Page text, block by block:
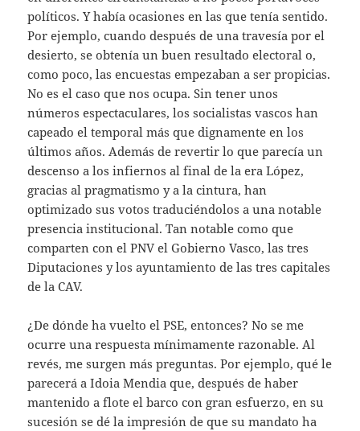
políticos. Y había ocasiones en las que tenía sentido.
Por ejemplo, cuando después de una travesía por el
desierto, se obtenía un buen resultado electoral o,
como poco, las encuestas empezaban a ser propicias.
No es el caso que nos ocupa. Sin tener unos
números espectaculares, los socialistas vascos han
capeado el temporal más que dignamente en los
últimos años. Además de revertir lo que parecía un
descenso a los infiernos al final de la era López,
gracias al pragmatismo y a la cintura, han
optimizado sus votos traduciéndolos a una notable
presencia institucional. Tan notable como que
comparten con el PNV el Gobierno Vasco, las tres
Diputaciones y los ayuntamiento de las tres capitales
de la CAV.
¿De dónde ha vuelto el PSE, entonces? No se me
ocurre una respuesta mínimamente razonable. Al
revés, me surgen más preguntas. Por ejemplo, qué le
parecerá a Idoia Mendia que, después de haber
mantenido a flote el barco con gran esfuerzo, en su
sucesión se dé la impresión de que su mandato ha